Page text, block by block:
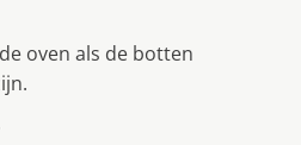
oven als de botten